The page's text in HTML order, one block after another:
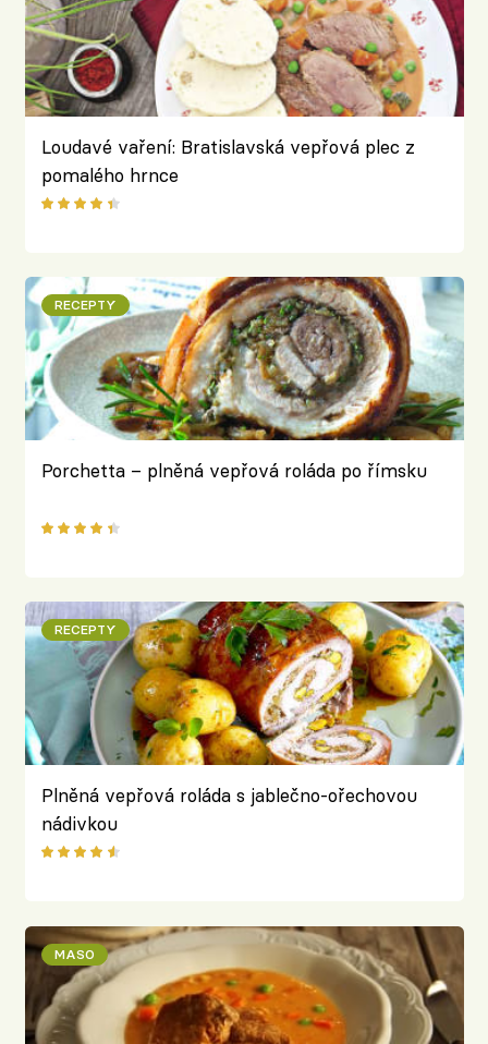
Loudavé vaření: Bratislavská vepřová plec z
pomalého hrnce
RECEPTY
Porchetta – plněná vepřová roláda po římsku
RECEPTY
Plněná vepřová roláda s jablečno-ořechovou
nádivkou
MASO